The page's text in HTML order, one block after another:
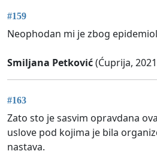
#159
Neophodan mi je zbog
Smiljana Petković(Ćuprija,
#163
Zato sto je sasvim opravdana
uslove pod kojima je bila
nastava.